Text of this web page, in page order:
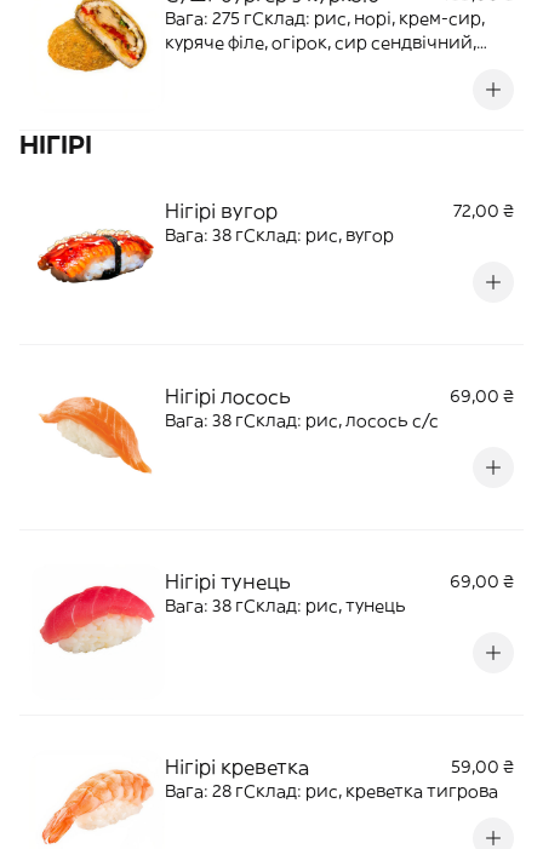
Вага: 275 гСклад: рис, норі, крем-сир,
куряче філе, огірок, сир сендвічний,
НІГІРІ
Нігірі вугор
72,00 ₴
Вага: 38 гСклад: рис, вугор
Нігірі лосось
69,00 ₴
Вага: 38 гСклад: рис, лосось с/с
Нігірі тунець
69,00 ₴
Вага: 38 гСклад: рис, тунець
Нігірі креветка
59,00 ₴
Вага: 28 гСклад: рис, креветка тигрова